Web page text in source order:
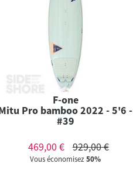
F-one
Pro bamboo 2022 - 5'6 -
#39
469,00 €
929,00 €
Vous économisez50%